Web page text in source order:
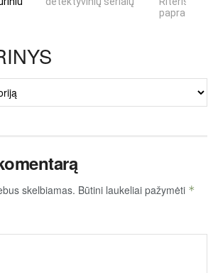
skelbiamas. Būtini laukeliai pažymėti *